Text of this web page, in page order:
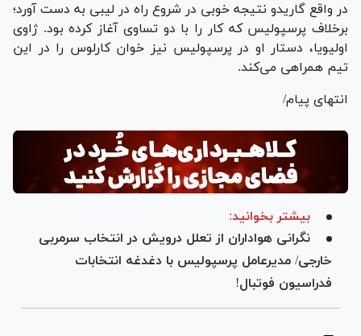
در واقع گاریدو نتیجه خوبی در شروع راه در لیبی به دست آورد؛
برخلاف پرسپولیس که کار را با دو تساوی آغاز کرده بود‌. ژاوی
اولیویا، دستار او در پرسپولیس نیز خوان کارلوس را در این
تیم همراهی می‌کند.
انتهای پیام/
بیشتر بخوانید:
نگرانی هواداران از تعلل درویش در انتخاب سرمربی
خارجی/ مدیرعامل پرسپولیس با دغدغه انتخابات
فدراسیون فوتبال!